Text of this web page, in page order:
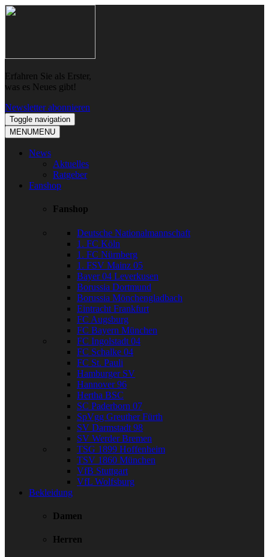
Skip
Skip
Erfahren Sie als Erster,
was es Neues gibt!
Newsletter abonnieren
Toggle navigation
MENUMENU
News
Aktuelles
Ratgeber
Fanshop
Fanshop
Deutsche Nationalmannschaft
1. FC Köln
1. FC Nürnberg
1. FSV Mainz 05
Bayer 04 Leverkusen
Borussia Dortmund
Borussia Mönchengladbach
Eintracht Frankfurt
FC Augsburg
FC Bayern München
FC Ingolstadt 04
FC Schalke 04
FC St. Pauli
Hamburger SV
Hannover 96
Hertha BSC
SC Paderborn 07
SpVgg Greuther Fürth
SV Darmstadt 98
SV Werder Bremen
TSG 1899 Hoffenheim
TSV 1860 München
VfB Stuttgart
VfL Wolfsburg
Bekleidung
Damen
Herren